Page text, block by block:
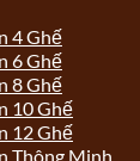
4 Ghế
6 Ghế
8 Ghế
10 Ghế
12 Ghế
Thông Minh